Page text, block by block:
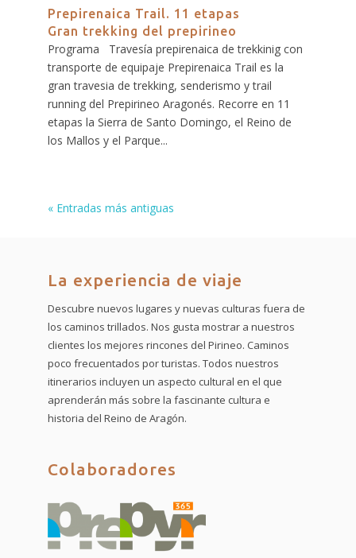
Prepirenaica Trail. 11 etapas
Gran trekking del prepirineo
Programa Travesía prepirenaica de trekkinig con
transporte de equipaje Prepirenaica Trail es la
gran travesia de trekking, senderismo y trail
running del Prepirineo Aragonés. Recorre en 11
etapas la Sierra de Santo Domingo, el Reino de
los Mallos y el Parque...
« Entradas más antiguas
La experiencia de viaje
Descubre nuevos lugares y nuevas culturas fuera de
los caminos trillados. Nos gusta mostrar a nuestros
clientes los mejores rincones del Pirineo. Caminos
poco frecuentados por turistas. Todos nuestros
itinerarios incluyen un aspecto cultural en el que
aprenderán más sobre la fascinante cultura e
historia del Reino de Aragón.
Colaboradores